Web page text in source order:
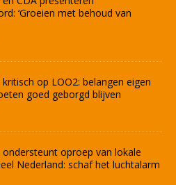
‘Groeien met behoud van
op LOO2: belangen eigen
goed geborgd blijven
ondersteunt oproep van lokale
Nederland: schaf het luchtalarm